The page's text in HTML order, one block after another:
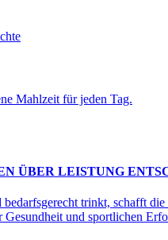
Mahlzeit für jeden Tag.
ÜBER LEISTUNG
trinkt, schafft die
Gesundheit und sportlichen